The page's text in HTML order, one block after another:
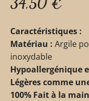
Caractéristiques :
Matériau : Argile
inoxydable
Hypoallergénique
Légères comme
100% Fait à la